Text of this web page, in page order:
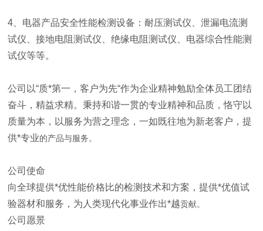
4、电器产品安全性能检测设备：耐压测试仪、泄漏电流测
试仪、接地电阻测试仪、绝缘电阻测试仪、电器综合性能测
试仪等等。
公司以“质*第一，客户为先“作为企业精神勉励全体员工团结
奋斗，精益求精。秉持和谐一贯的专业精神和品质，恪守以
质量为本，以服务为营之理念，一如既往地为新老客户，提
供*专业的产品与服务。
公司使命
向全球提供*优性能价格比的检测技术和方案，提供*优值试
验器材和服务，为人类现代化事业作出*越贡献。
公司愿景